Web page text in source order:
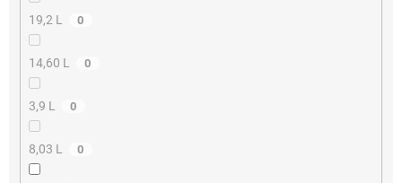
19,2 L 0
14,60 L 0
3,9 L 0
8,03 L 0